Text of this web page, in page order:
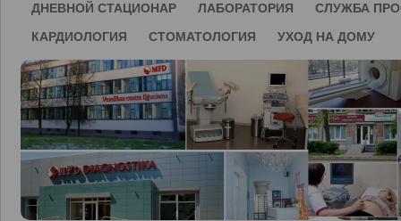
ДНЕВНОЙ СТАЦИОНАР
ЛАБОРАТОРИЯ
СЛУЖБА
КАРДИОЛОГИЯ
СТОМАТОЛОГИЯ УХОД НА ДОМУ